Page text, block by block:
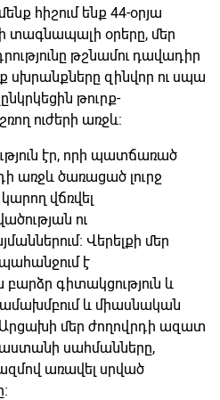
հիշում ենք 44-օրյա
օրերը, մեր
թշնամու դավադիր
սխրանքները զինվոր ու սպա
թուրք-
ուժերի առջև:
էր, որի պատճառած
առջև ծառացած լուրջ
վճռվել
ու
Վերելքի մեր
պահանջում է
գիտակցություն և
և միասնական
մեր ժողովրդի ազատ
սահմանները,
առավել սրված